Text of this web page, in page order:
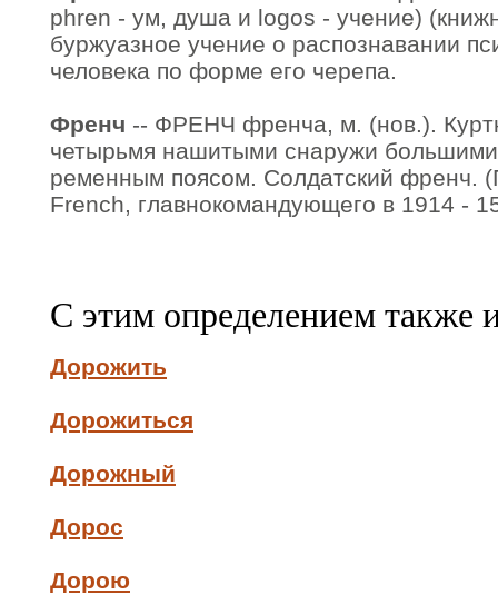
phren - ум, душа и logos - учение)
буржуазное учение о распознавании
человека по форме его черепа.
Френч -- ФРЕНЧ френча, м. (нов.).
четырьмя нашитыми снаружи
ременным поясом. Солдатский френч.
French, главнокомандующего в 1914 -
С этим определением также
Дорожить
Дорожиться
Дорожный
Дорос
Дорою